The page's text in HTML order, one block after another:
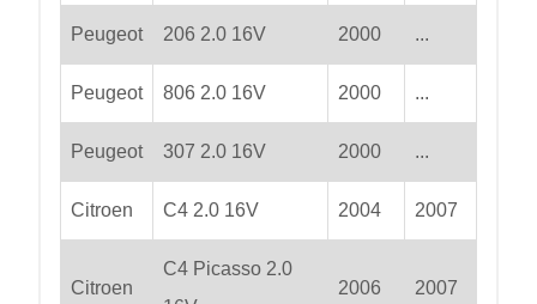
Peugeot 206 2.0 16V 2000 ...
Peugeot 806 2.0 16V 2000 ...
Peugeot 307 2.0 16V 2000 ...
Citroen C4 2.0 16V 2004 2007
Citroen
C4 Picasso 2.0
2006 2007